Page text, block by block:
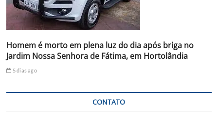
Homem é morto em plena luz do dia após briga no
Jardim Nossa Senhora de Fátima, em Hortolândia
5 dias ago
CONTATO